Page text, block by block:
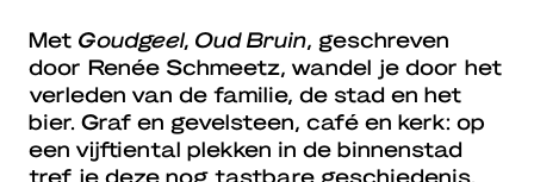
Met Goudgeel, Oud Bruin, geschreven
door Renée Schmeetz, wandel je door het
verleden van de familie, de stad en het
bier. Graf en gevelsteen, café en kerk: op
een vijftiental plekken in de binnenstad
tref je deze nog tastbare geschiedenis.